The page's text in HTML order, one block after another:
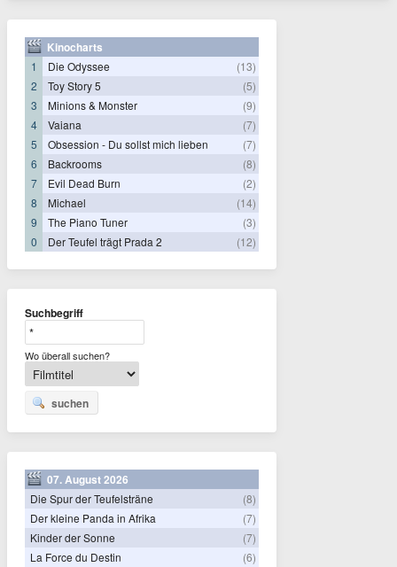
Kinocharts
1 Die Odyssee
(13)
2
Toy Story 5
(5)
3
Minions & Monster
(9)
4
Vaiana
(7)
5
Obsession - Du sollst mich lieben
(7)
6
Backrooms
(8)
7
Evil Dead Burn
(2)
8
Michael
(14)
9
The Piano Tuner
(3)
0
Der Teufel trägt Prada 2 (12)
Suchbegriff
Wo überall suchen?
suchen
07. August 2026
Die Spur der Teufelsträne
(8)
Der kleine Panda in Afrika
(7)
Kinder der Sonne
(7)
La Force du Destin
(6)